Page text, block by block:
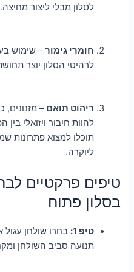
לסלון מבלי ליצור מחיצה.
חומרי גימור– שימוש
לרהיטי הסלון יוצר
ריהוט תואם – מזנונים,
להוות חיבור ויזואלי בין
תוכלו למצוא פתרונות
ליוקרה.
טיפים פרקטיים
בסלון פתוח
טיפ 1:
בחרו שולחן
תנועה סביב השולחן